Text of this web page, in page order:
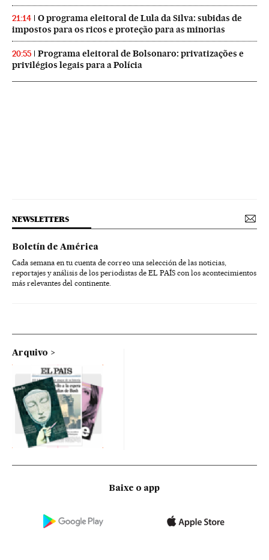
21:14
O programa eleitoral de Lula da Silva: subidas de
impostos para os ricos e proteção para as minorias
20:55
Programa eleitoral de Bolsonaro: privatizações e
privilégios legais para a Polícia
NEWSLETTERS
Boletín de América
Cada semana en tu cuenta de correo una selección de las noticias,
reportajes y análisis de los periodistas de EL PAÍS con los acontecimientos
más relevantes del continente.
Arquivo
Baixe o app